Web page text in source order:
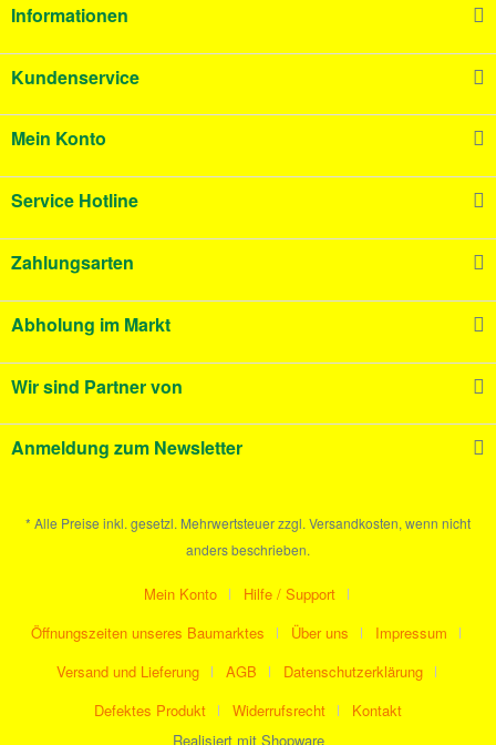
Informationen
Kundenservice
Mein Konto
Service Hotline
Zahlungsarten
Abholung im Markt
Wir sind Partner von
Anmeldung zum Newsletter
* Alle Preise inkl. gesetzl. Mehrwertsteuer zzgl. Versandkosten, wenn nicht
anders beschrieben.
Mein Konto
Hilfe / Support
Öffnungszeiten unseres Baumarktes
Über uns
Impressum
Versand und Lieferung
AGB
Datenschutzerklärung
Defektes Produkt
Widerrufsrecht
Kontakt
Realisiert mit Shopware